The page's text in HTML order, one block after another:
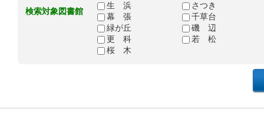
検索対象図書館
生 浜
さつき
幕 張
千草台
緑が丘
磯 辺
更 科
若 松
桜 木